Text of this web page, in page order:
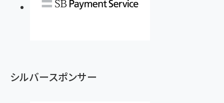
シルバースポンサー